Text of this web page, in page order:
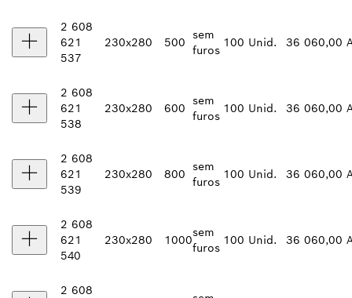
2 608
621
537
230x280 500
sem
furos
100 Unid. 36 060,00
2 608
621
538
230x280 600
sem
furos
100 Unid. 36 060,00
2 608
621
539
230x280 800
sem
furos
100 Unid. 36 060,00
2 608
621
540
230x280 1000
sem
furos
100 Unid. 36 060,00
2 608